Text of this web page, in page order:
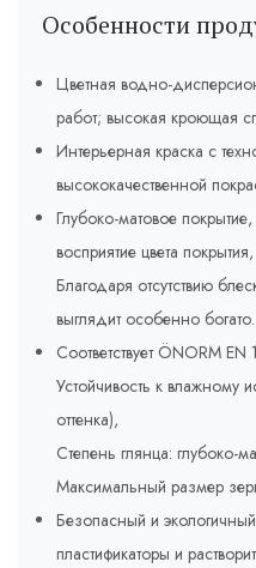
Особенности
Цветная водно-
работ; высокая кроющая
Интерьерная краска с
высококачественной
Глубоко-матовое
восприятие цвета
Благодаря отсутствию
выглядит особенно богато.
Соответствует ÖNORM
Устойчивость к влажному
оттенка),
Степень глянца: глубоко-
Максимальный размер
Безопасный и экологичный
пластификаторы и